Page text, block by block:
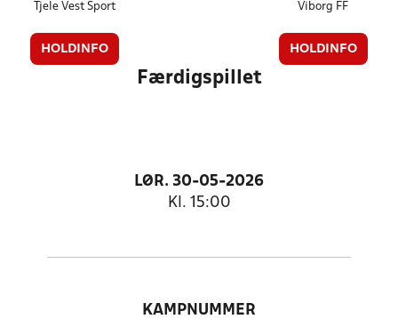
Tjele Vest Sport
HOLDINFO
Viborg FF
HOLDINFO
Færdigspillet
LØR. 30-05-2026
Kl. 15:00
KAMPNUMMER